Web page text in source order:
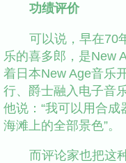
功绩评价
可以说，早在70
乐的喜多郎，是New
着日本New Age音乐
行、爵士融入电子音
他说：“我可以用合
海滩上的全部景色”。
而评论家也把这